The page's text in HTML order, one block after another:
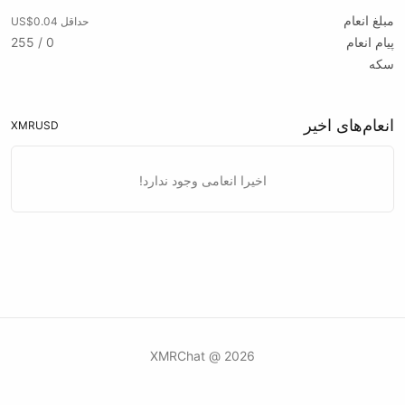
مبلغ انعام حداقل US$0.04
پیام انعام
0 / 255
سکه
انعام‌های اخیر USD
XMR
اخیرا انعامی وجود ندارد!
2026 @ XMRChat